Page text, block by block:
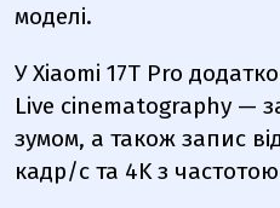
моделі.
У Xiaomi 17T Pro
Live cinematography —
зумом, а також запис
кадр/с та 4K з